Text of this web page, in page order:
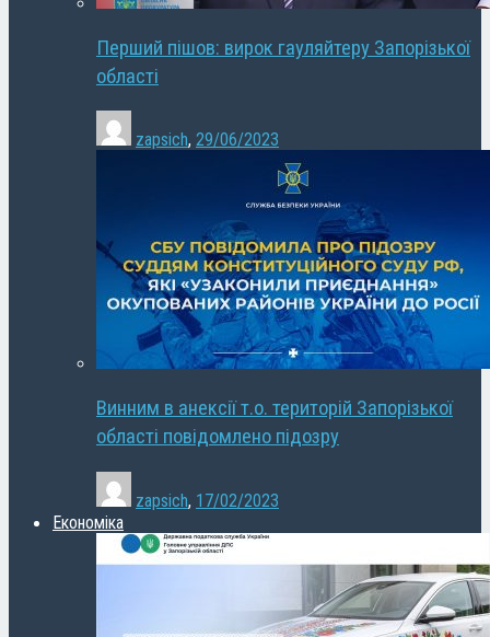
Перший пішов: вирок гауляйтеру Запорізької
області
zapsich, 29/06/2023
Винним в анексії т.о. територій Запорізької
області повідомлено підозру
zapsich, 17/02/2023
Економіка